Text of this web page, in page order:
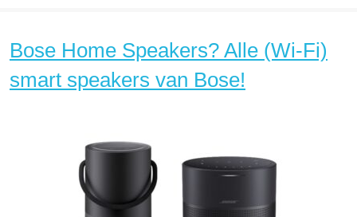
Bose Home Speakers? Alle (Wi-Fi)
smart speakers van Bose!